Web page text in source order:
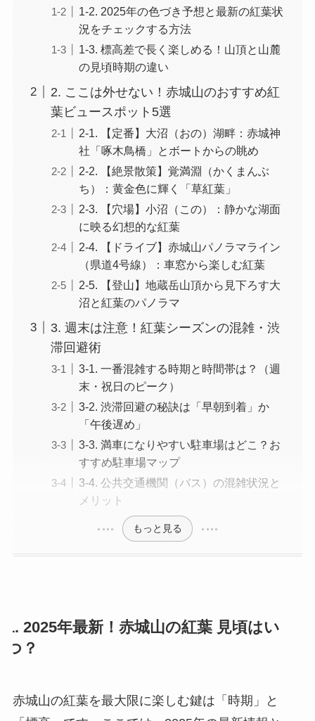
1-2. 2025年の色づき予想と最新の紅葉状
況をチェックする方法
1-3. 標高差で長く楽しめる！山頂と山麓
の見頃時期の違い
2. ここは外せない！赤城山のおすすめ紅
葉ビュースポット5選
2-1. 【定番】大沼（おの）湖畔：赤城神
社「啄木鳥橋」とボートからの眺め
2-2. 【絶景散策】覚満淵（かくまんぶ
ち）：黄金色に輝く「草紅葉」
2-3. 【穴場】小沼（この）：静かな湖面
に映る幻想的な紅葉
2-4. 【ドライブ】赤城山パノラマライン
（県道4号線）：車窓から楽しむ紅葉
2-5. 【登山】地蔵岳山頂から見下ろす大
沼と紅葉のパノラマ
3. 週末は注意！紅葉シーズンの混雑・渋
滞回避術
3-1. 一番混雑する時期と時間帯は？（週
末・祝日のピーク）
3-2. 渋滞回避の秘訣は「早朝到着」か
「午後遅め」
3-3. 満車になりやすい駐車場はどこ？お
すすめ駐車場マップ
3-4. 公共交通機関（バス）の混雑状況と
メリット
もっと見る
1. 2025年最新！赤城山の紅葉 見頃はい
つ？
赤城山の紅葉を最大限に楽しむ鍵は「時期」と